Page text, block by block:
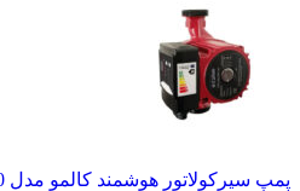
پمپ سیرکولاتور هوشمند کالمو مدل WPSM 32-120/180